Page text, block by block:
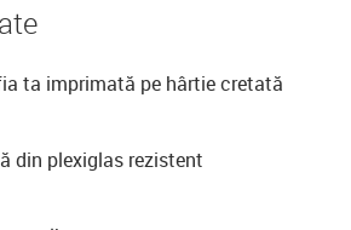
ta imprimată pe hârtie cretată
din plexiglas rezistent